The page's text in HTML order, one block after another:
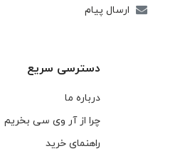
ارسال پیام
دسترسی سریع
درباره ما
چرا از آر وی سی بخریم
راهنمای خرید